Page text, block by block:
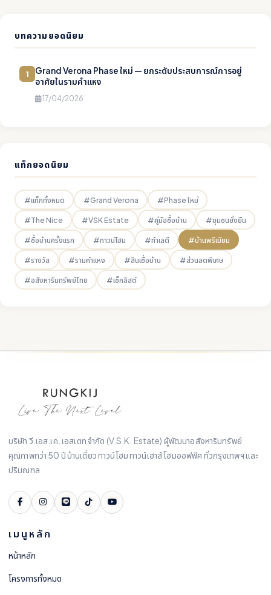
บทความยอดนิยม
1
Grand Verona Phase ใหม่ — ยกระดับประสบการณ์การอยู่
อาศัยในรามคำแหง
17/04/2026
แท็กยอดนิยม
#แท็กทั้งหมด #Grand Verona #Phase ใหม่
#The Nice #VSK Estate #คู่มือซื้อบ้าน #ชุมชนยั่งยืน
#ซื้อบ้านครั้งแรก #ทาวน์โฮม #ทำเลดี #บ้านพรีเมียม
#รางวัล #รามคำแหง #สินเชื่อบ้าน #ส่วนลดพิเศษ
#อสังหาริมทรัพย์ไทย #เช็กลิสต์
บริษัท วี.เอส.เค. เอสเตท จำกัด (V.S.K. Estate) ผู้พัฒนาอสังหาริมทรัพย์
คุณภาพกว่า 50 ปี บ้านเดี่ยว ทาวน์โฮม ทาวน์เฮาส์ โฮมออฟฟิศ ทั่วกรุงเทพฯ และ
ปริมณฑล
เมนูหลัก
หน้าหลัก
โครงการทั้งหมด